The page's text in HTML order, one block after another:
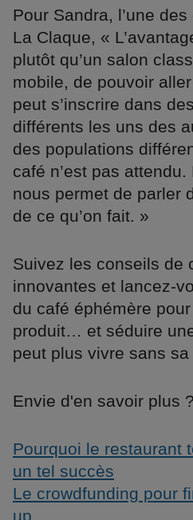
Pour Sandra, l’une
La Claque, «
plutôt qu’un salon
mobile, de pouvoir
peut s’inscrire dans
différents les uns des
des populations
café n’est pas
nous permet de parler
de ce qu’on fait. »
Suivez les conseils de
innovantes et lancez-
du café éphémère
produit… et séduire
peut plus vivre sans
Envie d'en savoir plus ?
Pourquoi le restaurant
un tel succès
Le crowdfunding pour
up